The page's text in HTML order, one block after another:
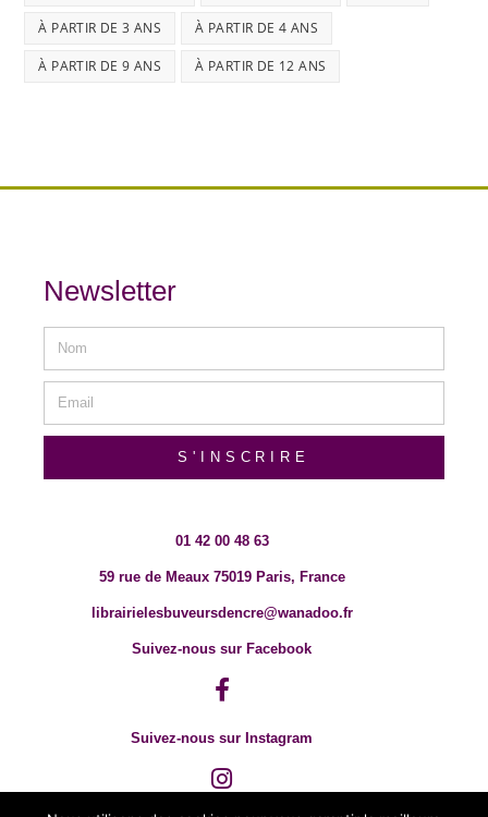
À PARTIR DE 3 ANS À PARTIR DE 4 ANS
À PARTIR DE 9 ANS À PARTIR DE 12 ANS
Newsletter
S'INSCRIRE
01 42 00 48 63
59 rue de Meaux 75019 Paris, France
librairielesbuveursdencre@wanadoo.fr
Suivez-nous sur Facebook
Suivez-nous sur Instagram